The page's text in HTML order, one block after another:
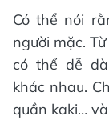
Có thể nói
người mặc.
có thể dễ
khác nhau.
quần kaki…